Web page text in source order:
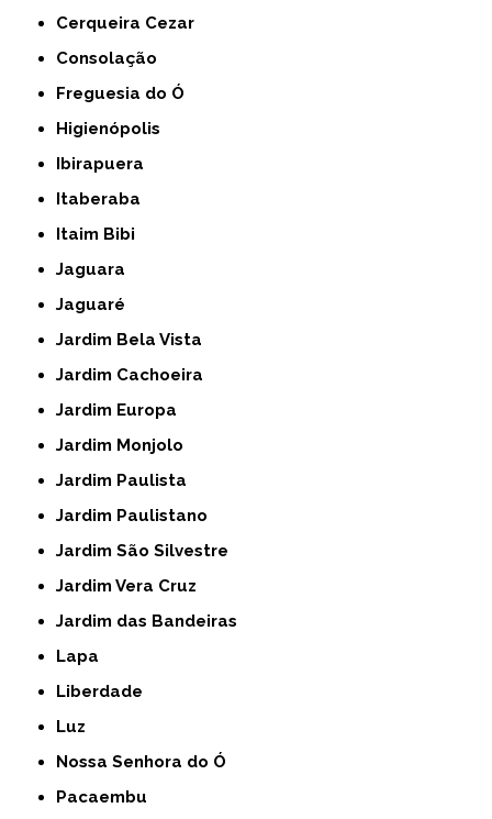
Cerqueira Cezar
Consolação
Freguesia do Ó
Higienópolis
Ibirapuera
Itaberaba
Itaim Bibi
Jaguara
Jaguaré
Jardim Bela Vista
Jardim Cachoeira
Jardim Europa
Jardim Monjolo
Jardim Paulista
Jardim Paulistano
Jardim São Silvestre
Jardim Vera Cruz
Jardim das Bandeiras
Lapa
Liberdade
Luz
Nossa Senhora do Ó
Pacaembu